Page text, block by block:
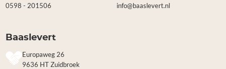
0598 - 201506
info@baaslevert.nl
Baaslevert
Europaweg 26
9636 HT Zuidbroek